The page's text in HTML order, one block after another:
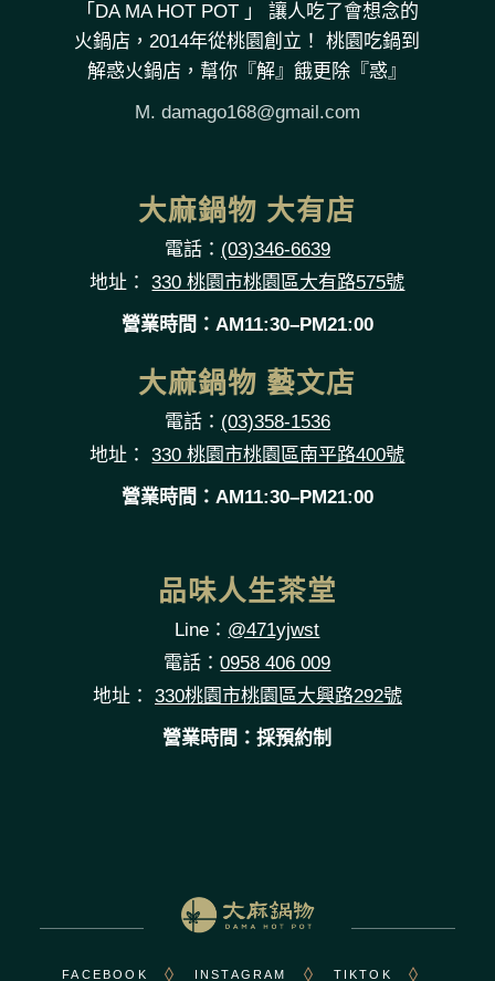
「DA MA HOT POT 」 讓人吃了會想念的
火鍋店，2014年從桃園創立！ 桃園吃鍋到
解惑火鍋店，幫你『解』餓更除『惑』
M. damago168@gmail.com
大麻鍋物 大有店
電話： (03)346-6639
地址：330 桃園市桃園區大有路575號
營業時間：AM11:30–PM21:00
大麻鍋物 藝文店
電話： (03)358-1536
地址：330 桃園市桃園區南平路400號
營業時間：AM11:30–PM21:00
品味人生茶堂
Line： @471yjwst
電話：0958 406 009
地址： 330桃園市桃園區大興路292號
營業時間：採預約制
FACEBOOK INSTAGRAM TIKTOK